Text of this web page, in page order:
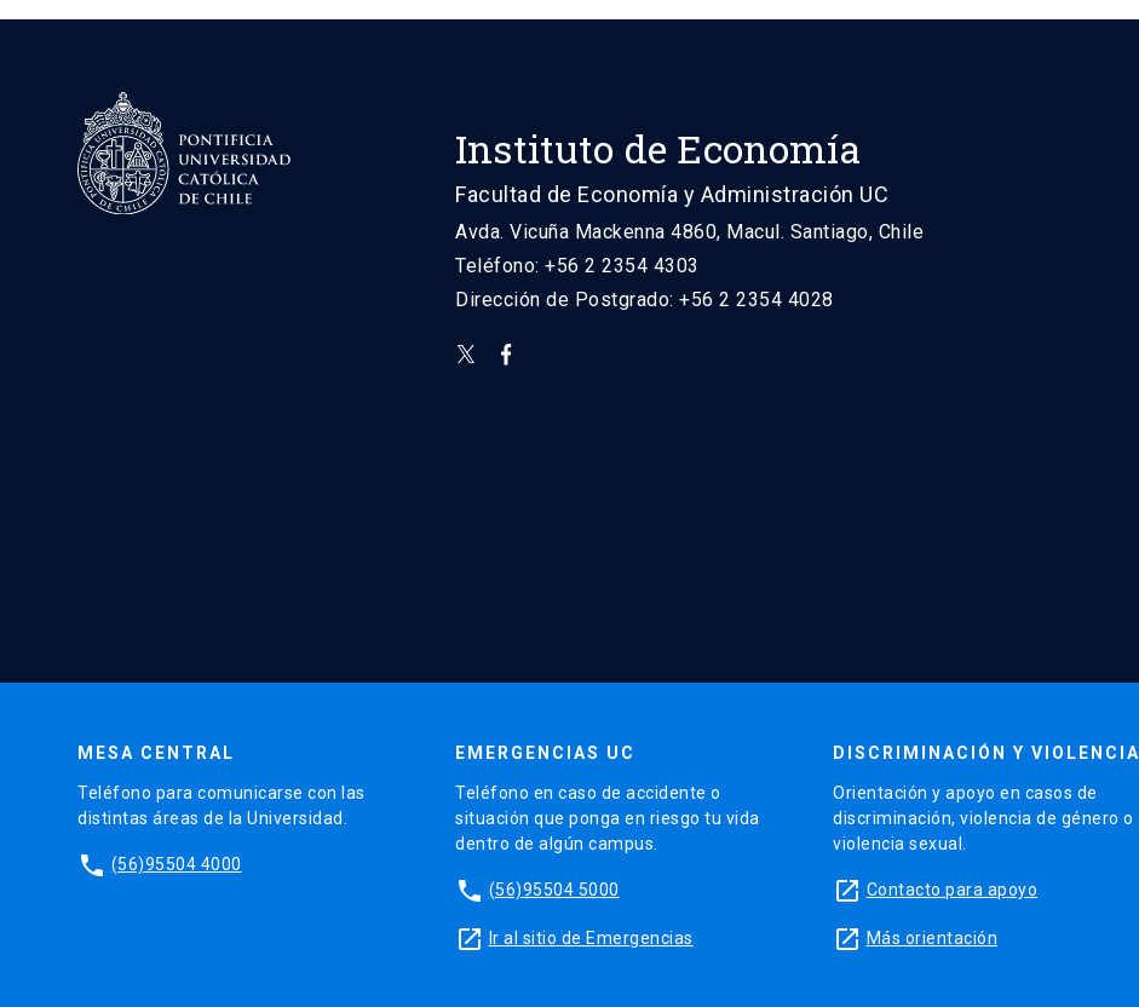
Instituto de Economía
Facultad de Economía y Administración UC
Avda. Vicuña Mackenna 4860, Macul. Santiago, Chile
Teléfono: +56 2 2354 4303
Dirección de Postgrado: +56 2 2354 4028
MESA CENTRAL
Teléfono para comunicarse con las
distintas áreas de la Universidad.
phone (56)95504 4000
EMERGENCIAS UC
Teléfono en caso de accidente o
situación que ponga en riesgo tu vida
dentro de algún campus.
phone (56)95504 5000
launch Ir al sitio de Emergencias
DISCRIMINACIÓN Y VIOLENCIA
Orientación y apoyo en casos de
discriminación, violencia de género o
violencia sexual.
launch Contacto para apoyo
launch Más orientación